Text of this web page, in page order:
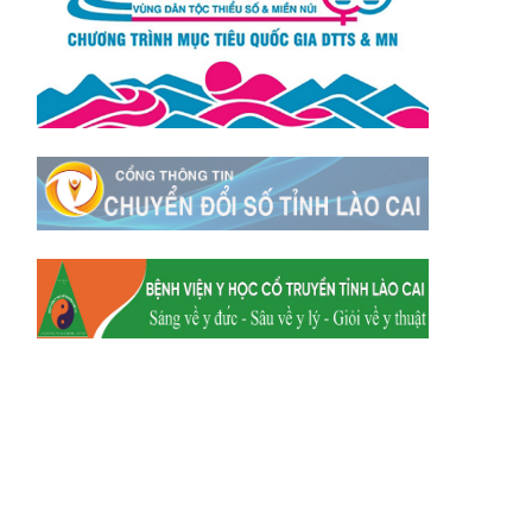
Xã Mường
Hum
Xã Y Tý
Xã A Mú Sung
Xã Trịnh Tường
Xã Nậm Chày
Xã Bản Xèo
Xã Bát Xát
Xã Võ Lao
Xã Khánh Yên
Xã Văn Bàn
Xã Dương Quỳ